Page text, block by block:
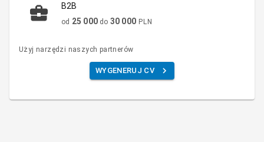
B2B
od 25 000 do 30 000 PLN
Użyj narzędzi naszych partnerów
WYGENERUJ CV